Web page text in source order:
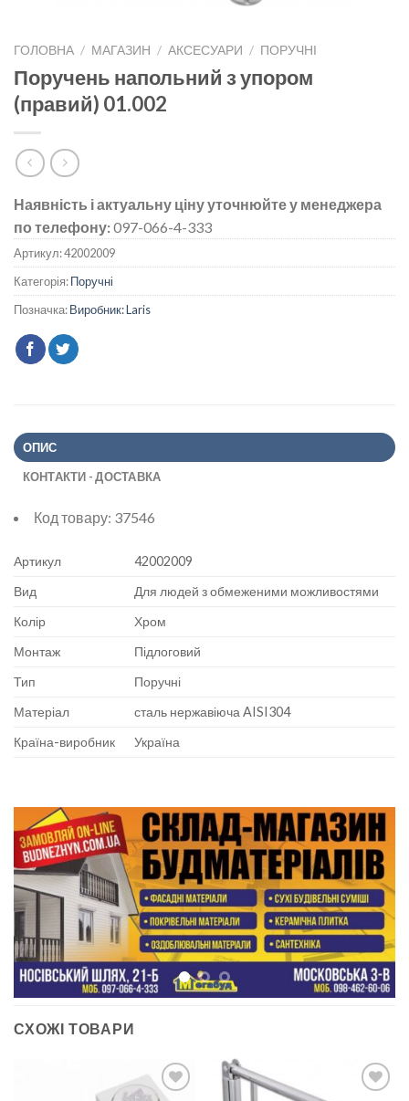
ГОЛОВНА / МАГАЗИН / АКСЕСУАРИ / ПОРУЧНІ
Поручень напольний з упором
(правий) 01.002
Наявність і актуальну ціну уточнюйте у менеджера
по телефону:097-066-4-333
Артикул:42002009
Категорія:Поручні
Позначка:Виробник: Laris
ОПИС
КОНТАКТИ - ДОСТАВКА
Код товару: 37546
Артикул
42002009
Вид
Для людей з обмеженими можливостями
Колір
Хром
Монтаж
Підлоговий
Тип
Поручні
Матеріал
сталь нержавіюча AISI304
Країна-виробник
Україна
СХОЖІ ТОВАРИ